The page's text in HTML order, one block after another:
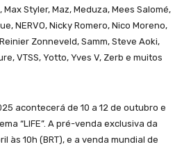
Max Styler, Maz, Meduza, Mees Salomé,
NERVO, Nicky Romero, Nico Moreno,
Zonneveld, Samm, Steve Aoki,
VTSS, Yotto, Yves V, Zerb e muitos
acontecerá de 10 a 12 de outubro e
“LIFE”. A pré-venda exclusiva da
às 10h (BRT), e a venda mundial de